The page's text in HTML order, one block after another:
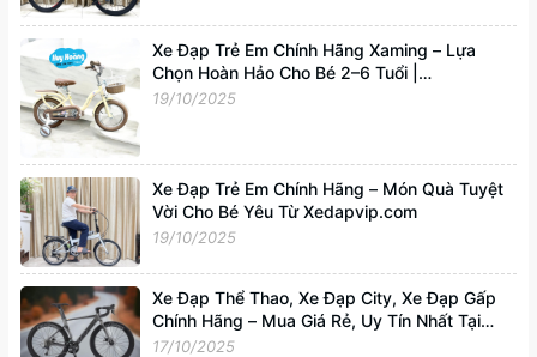
Xe Đạp Trẻ Em Chính Hãng Xaming – Lựa
Chọn Hoàn Hảo Cho Bé 2–6 Tuổi |
Xedapvip.com
19/10/2025
Xe Đạp Trẻ Em Chính Hãng – Món Quà Tuyệt
Vời Cho Bé Yêu Từ Xedapvip.com
19/10/2025
Xe Đạp Thể Thao, Xe Đạp City, Xe Đạp Gấp
Chính Hãng – Mua Giá Rẻ, Uy Tín Nhất Tại
Xedapvip.com
17/10/2025